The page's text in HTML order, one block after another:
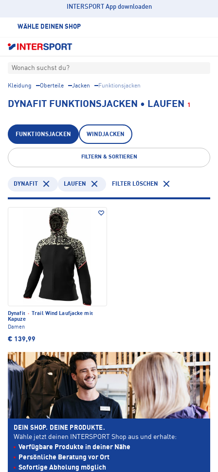
INTERSPORT App downloaden
WÄHLE DEINEN SHOP
Wonach suchst du?
Kleidung Oberteile Jacken Funktionsjacken
DYNAFIT FUNKTIONSJACKEN • LAUFEN 1
FUNKTIONSJACKEN WINDJACKEN
FILTERN & SORTIEREN
DYNAFIT LAUFEN FILTER LÖSCHEN
Dynafit ·
Trail Wind Laufjacke mit
Kapuze
Damen
€ 139,99
DEIN SHOP. DEINE PRODUKTE.
Wähle jetzt deinen INTERSPORT Shop aus und erhalte:
Verfügbare Produkte in deiner Nähe
Persönliche Beratung vor Ort
Sofortige Abholung möglich